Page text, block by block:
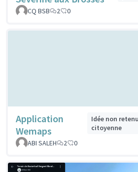
CQ BSB
2 0
Application
Wemaps
Idée non
citoyenne
ABI SALEH
2 0